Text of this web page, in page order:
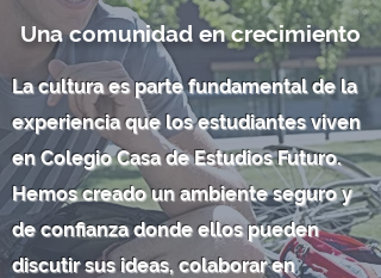
Una comunidad en crecimiento
La cultura es parte fundamental de la
experiencia que los estudiantes viven
en Colegio Casa de Estudios Futuro.
Hemos creado un ambiente seguro y
de confianza donde ellos pueden
discutir sus ideas, colaborar en